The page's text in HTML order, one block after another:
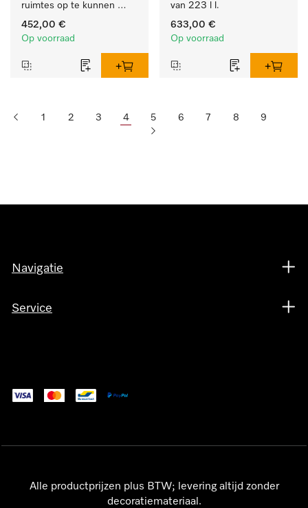
ruimtes op te kunnen
bergen.
452,00 €
Op voorraad
van 223 l l.
633,00 €
Op voorraad
1 2 3 4 5 6 7 8 9
Navigatie
Service
Alle productprijzen plus BTW; levering altijd zonder
decoratiemateriaal.